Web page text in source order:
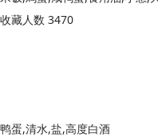
收藏人数 3470
鸭蛋,清水,盐,高度白酒